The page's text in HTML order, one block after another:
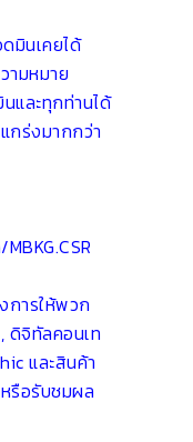
มินเคยได้
ามหมาย
และทุกท่านได้
กร่งมากกว่า
การให้พวก
ดิจิทัลคอนเท
และสินค้า
รือรับชมผล